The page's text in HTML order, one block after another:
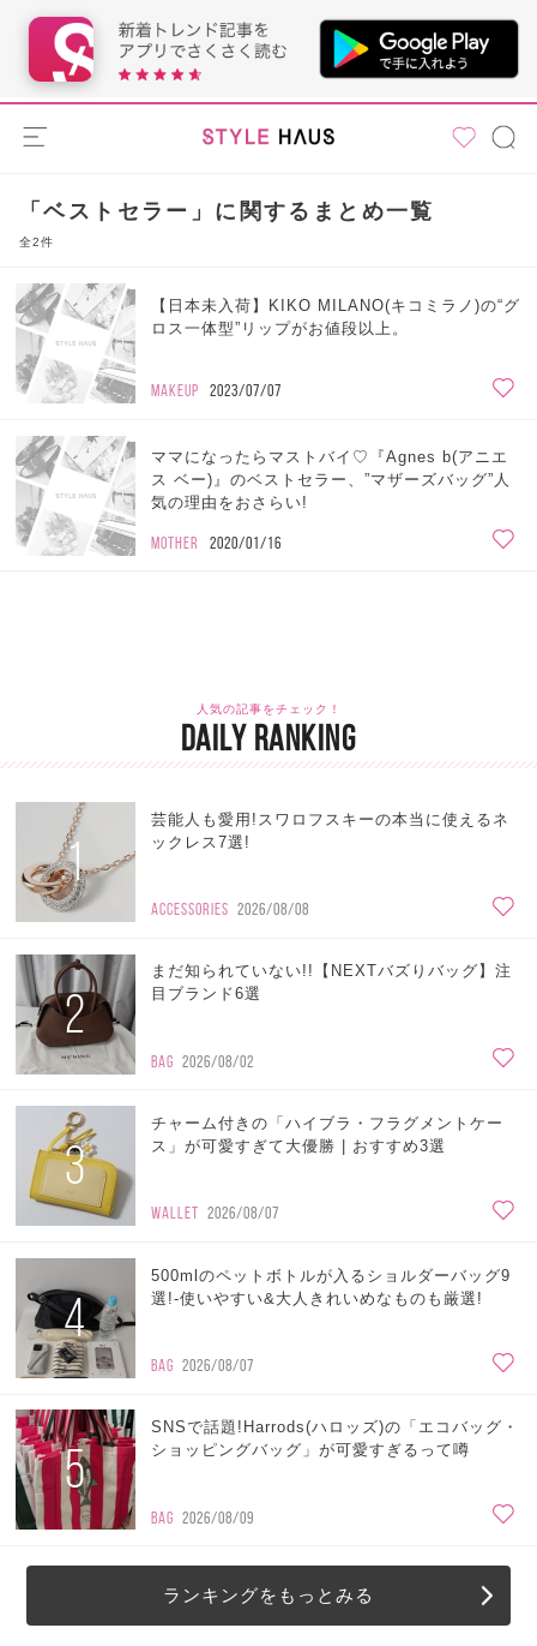
「ベストセラー」に関するまとめ一覧
全2件
【日本未入荷】KIKO MILANO(キコミラノ)の“グ
ロス一体型”リップがお値段以上。
MAKEUP 2023/07/07
ママになったらマストバイ♡『Agnes b(アニエ
ス ベー)』のベストセラー、”マザーズバッグ”人
気の理由をおさらい!
MOTHER 2020/01/16
人気の記事をチェック！
DAILY RANKING
1
芸能人も愛用!スワロフスキーの本当に使えるネ
ックレス7選!
ACCESSORIES 2026/08/08
2
まだ知られていない!!【NEXTバズりバッグ】注
目ブランド6選
BAG 2026/08/02
3
チャーム付きの「ハイブラ・フラグメントケー
ス」が可愛すぎて大優勝 | おすすめ3選
WALLET 2026/08/07
4
500mlのペットボトルが入るショルダーバッグ9
選!-使いやすい&大人きれいめなものも厳選!
BAG 2026/08/07
5
SNSで話題!Harrods(ハロッズ)の「エコバッグ・
ショッピングバッグ」が可愛すぎるって噂
BAG 2026/08/09
ランキングをもっとみる